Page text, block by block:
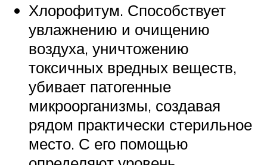
Хлорофитум. Способствует
увлажнению и очищению
воздуха, уничтожению
токсичных вредных веществ,
убивает патогенные
микроорганизмы, создавая
рядом практически стерильное
место. С его помощью